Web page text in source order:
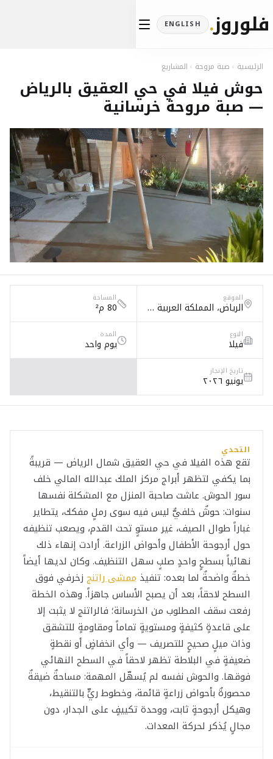
فلوروز.
ENGLISH
الرئيسية › صبة مروحة › المشاريع
حوش فيلا في حي العقيق بالرياض
— صبة مروحة خرسانية
الموقع
الرياض، المملكة العربية السعودية, حي العقيق (بالقرب من مركز الملك عبدالله المالي)، الرياض
المساحة
80 م²
النوع
فيلا
المدة
يوم واحد
تاريخ الإنجاز
يونيو ٢٠٢٦
التحدي
تقع هذه الفيلا في حي العقيق شمال الرياض — قريبةً
بما يكفي لتظهر أبراج مركز الملك عبدالله المالي خلف
سور الحوش. عاشت صاحبة المنزل مع المشكلة نفسها
سنوات: حوشٌ خلفيٌّ ليس فيه سوى رملٍ مفكك، يتطاير
غباراً طوال الصيف، غير مستوٍ تحت القدم، ويصعب تنظيفه
حول أرجوحة الأطفال وأحواض الزراعة. أرادت إنهاء ذلك
نهائياً بسطحٍ واحدٍ صلبٍ سهل التنظيف. وكان لديها أيضاً
خطةٌ واضحةٌ لما بعده: تنفيذ ممشى راتنج زخرفي فوق
السطح لاحقاً، بعد أن يصبح الأساس جاهزاً. وهذه الخطة
رفعت سقف المطلوب من الخرسانة؛ فالراتنج لا يثبت إلا
على قاعدةٍ كثيفةٍ ومستويةٍ تماماً ومقاومةٍ للتشقق
وذات ميلٍ صحيحٍ للتصريف — وأي انخفاضٍ أو نقطةٍ
ضعيفةٍ في البلاطة تظهر لاحقاً في السطح النهائي
فوقها. والحوش نفسه لم يُسهّل المهمة: مساحةٌ ضيقةٌ
محصورةٌ بأحواض زراعةٍ قائمة، وخطوط ريٍّ بالتنقيط،
وهيكل أرجوحةٍ ثابت، ووحدة تكييفٍ على الجدار، دون
مجالٍ يُذكر لحركة المعدات.